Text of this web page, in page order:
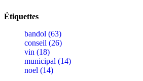
Étiquettes
bandol (63)
conseil (26)
vin (18)
municipal (14)
noel (14)